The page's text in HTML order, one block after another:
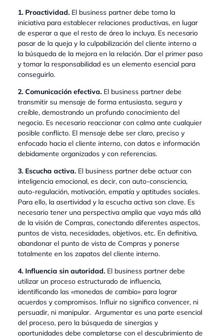
1. Proactividad. El business partner debe toma la
iniciativa para establecer relaciones productivas, en lugar
de esperar a que el resto de área lo incluya. Es necesario
pasar de la queja y la culpabilización del cliente interno a
la búsqueda de la mejora en la relación. Dar el primer paso
y tomar la responsabilidad es un elemento esencial para
conseguirlo.
2. Comunicación efectiva. El business partner debe
transmitir su mensaje de forma entusiasta, segura y
creíble, demostrando un profundo conocimiento del
negocio. Es necesario reaccionar con calma ante cualquier
posible conflicto. El mensaje debe ser claro, preciso y
enfocado hacia el cliente interno, con datos e información
debidamente organizados y con referencias.
3. Escucha activa. El business partner debe actuar con
inteligencia emocional, es decir, con auto-consciencia,
auto-regulación, motivación, empatía y aptitudes sociales.
Para ello, la asertividad y la escucha activa son clave. Es
necesario tener una perspectiva amplia que vaya más allá
de la visión de Compras, conectando diferentes aspectos,
puntos de vista, necesidades, objetivos, etc. En definitiva,
abandonar el punto de vista de Compras y ponerse
totalmente en los zapatos del cliente interno.
4. Influencia sin autoridad. El business partner debe
utilizar un proceso estructurado de influencia,
identificando las «monedas de cambio» para lograr
acuerdos y compromisos. Influir no significa convencer, ni
persuadir, ni manipular. Argumentar es una parte esencial
del proceso, pero la búsqueda de sinergias y
oportunidades debe completarse con el descubrimiento de